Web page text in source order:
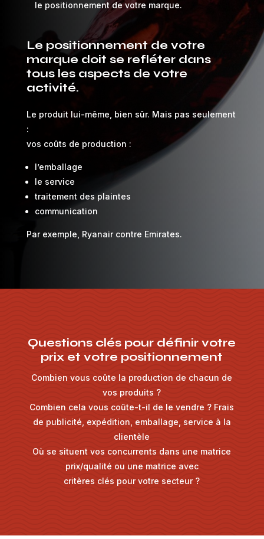
le positionnement de votre marque.
Le positionnement de votre
marque doit se refléter dans
tous les aspects de votre
activité.
Le produit lui-même, bien sûr. Mais pas seulement
:
vos coûts de production :
l’emballage
le service
traitement des plaintes
communication
Par exemple, Ryanair contre Emirates.
Questions clés pour définir votre
prix et votre positionnement
Combien vous coûte la production de chacun de
vos produits ?
Combien cela vous coûte-t-il de le vendre ? Frais
de publicité, expédition, emballage, service à la
clientèle
Où se situent vos concurrents dans une matrice
prix/qualité ou une matrice avec
critères clés pour votre secteur ?